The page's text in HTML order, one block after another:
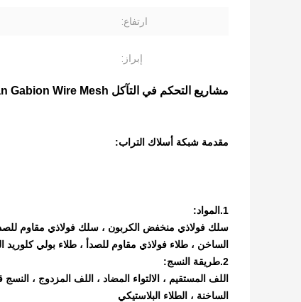
ارتفاع:
إبراز:
مشاريع التحكم في التآكل ASTM A856 Standard Galfan Gabion Wire Mesh
مقدمة شبكة أسلاك التراب:
1.المواد:
الساخن ، طلاء فولاذي مقاوم للصدأ ، طلاء بولي كلوريد
2.طريقة النسج:
اللف المستقيم ، الالتواء المضاد ، اللف المزدوج ،
الساخنة ، الطلاء البلاستيكي